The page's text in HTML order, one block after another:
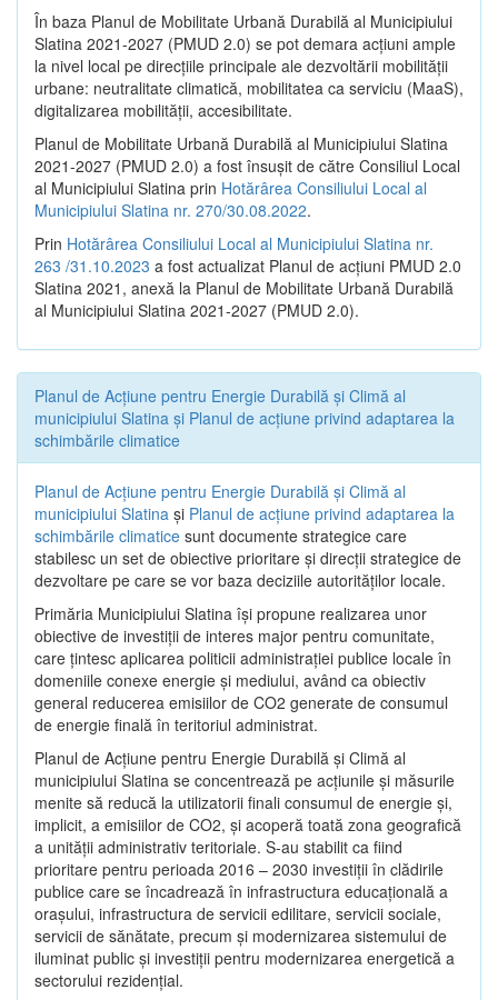
În baza Planul de Mobilitate Urbană Durabilă al Municipiului
Slatina 2021-2027 (PMUD 2.0) se pot demara acțiuni ample
la nivel local pe direcțiile principale ale dezvoltării mobilității
urbane: neutralitate climatică, mobilitatea ca serviciu (MaaS),
digitalizarea mobilității, accesibilitate.
Planul de Mobilitate Urbană Durabilă al Municipiului Slatina
2021-2027 (PMUD 2.0) a fost însușit de către Consiliul Local
al Municipiului Slatina prin Hotărârea Consiliului Local al
Municipiului Slatina nr. 270/30.08.2022.
Prin Hotărârea Consiliului Local al Municipiului Slatina nr.
263 /31.10.2023 a fost actualizat Planul de acțiuni PMUD 2.0
Slatina 2021, anexă la Planul de Mobilitate Urbană Durabilă
al Municipiului Slatina 2021-2027 (PMUD 2.0).
Planul de Acţiune pentru Energie Durabilă şi Climă al
municipiului Slatina şi Planul de acţiune privind adaptarea la
schimbările climatice
Planul de Acţiune pentru Energie Durabilă şi Climă al
municipiului Slatina şi Planul de acţiune privind adaptarea la
schimbările climatice sunt documente strategice care
stabilesc un set de obiective prioritare şi direcţii strategice de
dezvoltare pe care se vor baza deciziile autorităţilor locale.
Primăria Municipiului Slatina îşi propune realizarea unor
obiective de investiţii de interes major pentru comunitate,
care ţintesc aplicarea politicii administraţiei publice locale în
domeniile conexe energie şi mediului, având ca obiectiv
general reducerea emisiilor de CO2 generate de consumul
de energie finală în teritoriul administrat.
Planul de Acţiune pentru Energie Durabilă şi Climă al
municipiului Slatina se concentrează pe acţiunile şi măsurile
menite să reducă la utilizatorii finali consumul de energie şi,
implicit, a emisiilor de CO2, şi acoperă toată zona geografică
a unităţii administrativ teritoriale. S-au stabilit ca fiind
prioritare pentru perioada 2016 – 2030 investiţii în clădirile
publice care se încadrează în infrastructura educaţională a
oraşului, infrastructura de servicii edilitare, servicii sociale,
servicii de sănătate, precum şi modernizarea sistemului de
iluminat public şi investiţii pentru modernizarea energetică a
sectorului rezidenţial.